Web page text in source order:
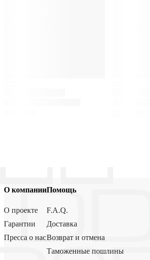
О компании
О проекте
Гарантии
Пресса о нас
Помощь
F.A.Q.
Доставка
Возврат и отмена
Таможенные пошлины